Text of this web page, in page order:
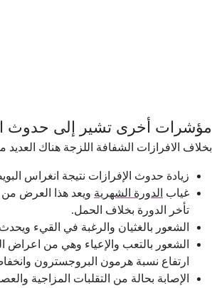
مؤشرات أخرى تشير إلى حدوث
بخلاف الافرازات الشفافة اللزجة هناك
زيادة حدوث الإفرازات نتيجة انغراس
غياب الدورة الشهرية ويعد هذا العرض من
تأخر الدورة بخلاف الحمل.
الشعور بالغثيان والرغبة في القيء
الشعور بالتعب والإعياء وهي من اعراض
ارتفاع نسبة هرمون البروجسترون
الإصابة بحالة من التقلبات المزاجية